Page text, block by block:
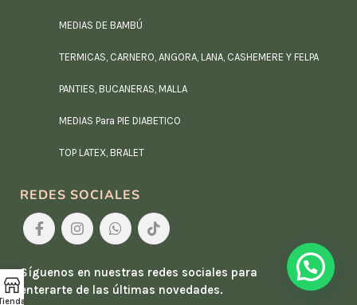
MEDIAS DE BAMBÚ
TERMICAS, CARNERO, ANGORA, LANA, CASHEMERE Y FELPA
PANTIES, BUCANERAS, MALLA
MEDIAS Para PIE DIABETICO
TOP LATEX, BRALET
REDES SOCIALES
Síguenos en nuestras redes sociales para
enterarte de las últimas novedades.